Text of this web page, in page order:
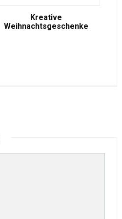
Kreative
Weihnachtsgeschenke